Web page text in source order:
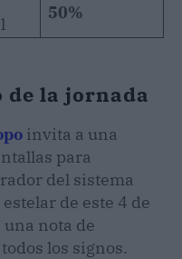
50%
de la jornada
invita a una
para
del sistema
de este 4 de
nota de
los signos.